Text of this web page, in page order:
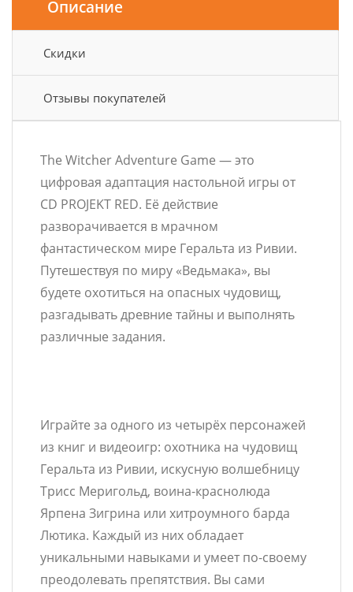
Описание
Скидки
Отзывы покупателей
The Witcher Adventure Game — это
цифровая адаптация настольной игры от
CD PROJEKT RED. Её действие
разворачивается в мрачном
фантастическом мире Геральта из Ривии.
Путешествуя по миру «Ведьмака», вы
будете охотиться на опасных чудовищ,
разгадывать древние тайны и выполнять
различные задания.
Играйте за одного из четырёх персонажей
из книг и видеоигр: охотника на чудовищ
Геральта из Ривии, искусную волшебницу
Трисс Меригольд, воина-краснолюда
Ярпена Зигрина или хитроумного барда
Лютика. Каждый из них обладает
уникальными навыками и умеет по-своему
преодолевать препятствия. Вы сами